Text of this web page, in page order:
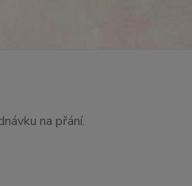
na přání.